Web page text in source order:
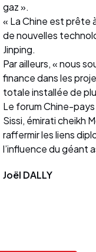
gaz ».
« La Chine est prête
de nouvelles
Jinping.
Par ailleurs, « nous
finance dans les
totale installée de
Le forum Chine-
Sissi, émirati cheikh
raffermir les liens
l’influence du géant
Joël DALLY